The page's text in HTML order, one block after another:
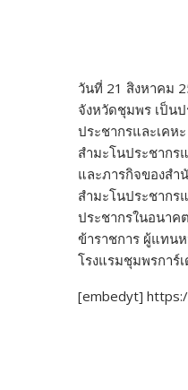
k
วันที่ 21 สิงหาคม
จังหวัดชุมพร เป็น
ประชากรและเคห
สำมะโนประชากร
และภารกิจของสำ
สำมะโนประชากร
ประชากรในอนาค
ข้าราชการ ผู้แทน
โรงแรมชุมพรการ์
[embedyt]